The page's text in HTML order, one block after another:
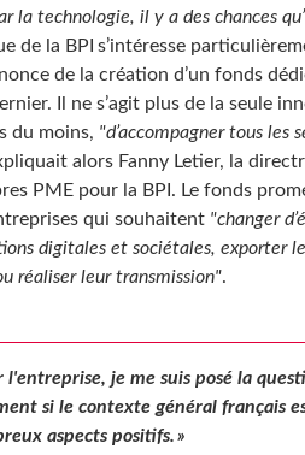
la technologie, il y a des chances
de la BPI s’intéresse
de la création d’un fonds
Il ne s’agit plus de la seule
du moins, "d’accompagner tous les
alors Fanny Letier, la
PME pour la BPI. Le fonds
qui souhaitent "changer
digitales et sociétales, exporter
réaliser leur transmission".
l'entreprise, je me suis posé la
si le contexte général français
aspects positifs. »